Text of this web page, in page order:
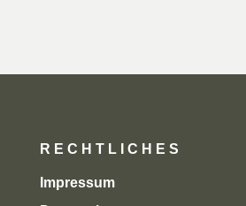
RECHTLICHES
Impressum